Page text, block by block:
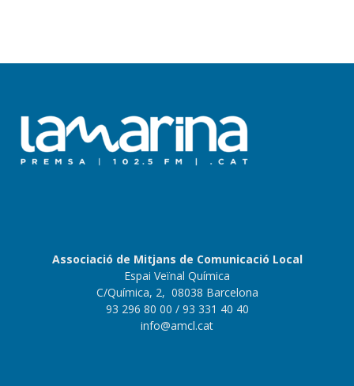
Associació de Mitjans de Comunicació Local
Espai Veïnal Química
C/Química, 2, 08038 Barcelona
93 296 80 00 / 93 331 40 40
info@amcl.cat